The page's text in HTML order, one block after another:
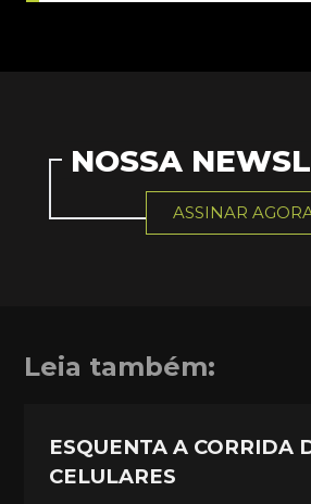
NOSSA
ASSINAR
Leia também:
ESQUENTA A CORRIDA
CELULARES